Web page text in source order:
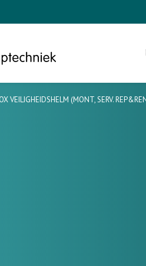
VEILIGHEIDSHELM (MONT, SERV.